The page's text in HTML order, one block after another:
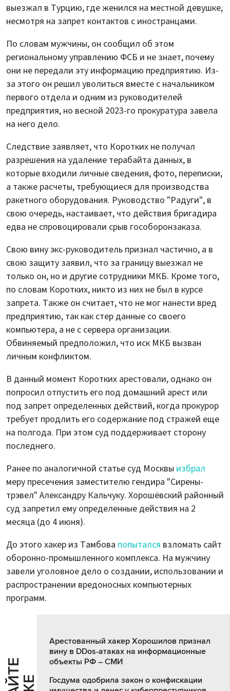
выезжал в Турцию, где женился на местной девушке,
несмотря на запрет контактов с иностранцами.
По словам мужчины, он сообщил об этом
региональному управлению ФСБ и не знает, почему
они не передали эту информацию предприятию. Из-
за этого он решил уволиться вместе с начальником
первого отдела и одним из руководителей
предприятия, но весной 2023-го прокуратура завела
на него дело.
Следствие заявляет, что Коротких не получал
разрешения на удаление терабайта данных, в
которые входили личные сведения, фото, переписки,
а также расчеты, требующиеся для производства
ракетного оборудования. Руководство "Радуги", в
свою очередь, настаивает, что действия бригадира
едва не спровоцировали срыв гособоронзаказа.
Свою вину экс-руководитель признал частично, а в
свою защиту заявил, что за границу выезжал не
только он, но и другие сотрудники МКБ. Кроме того,
по словам Коротких, никто из них не был в курсе
запрета. Также он считает, что не мог нанести вред
предприятию, так как стер данные со своего
компьютера, а не с сервера организации.
Обвиняемый предположил, что иск МКБ вызван
личным конфликтом.
В данный момент Коротких арестовали, однако он
попросил отпустить его под домашний арест или
под запрет определенных действий, когда прокурор
требует продлить его содержание под стражей еще
на полгода. При этом суд поддерживает сторону
последнего.
Ранее по аналогичной статье суд Москвы избрал
меру пресечения заместителю гендира "Сирены-
трэвел" Александру Кальчуку. Хорошёвский районный
суд запретил ему определенные действия на 2
месяца (до 4 июня).
До этого хакер из Тамбова попытался взломать сайт
оборонно-промышленного комплекса. На мужчину
завели уголовное дело о создании, использовании и
распространении вредоносных компьютерных
программ.
Арестованный хакер Хорошилов признал
вину в DDos-атаках на информационные
объекты РФ – СМИ
Госдума одобрила закон о конфискации